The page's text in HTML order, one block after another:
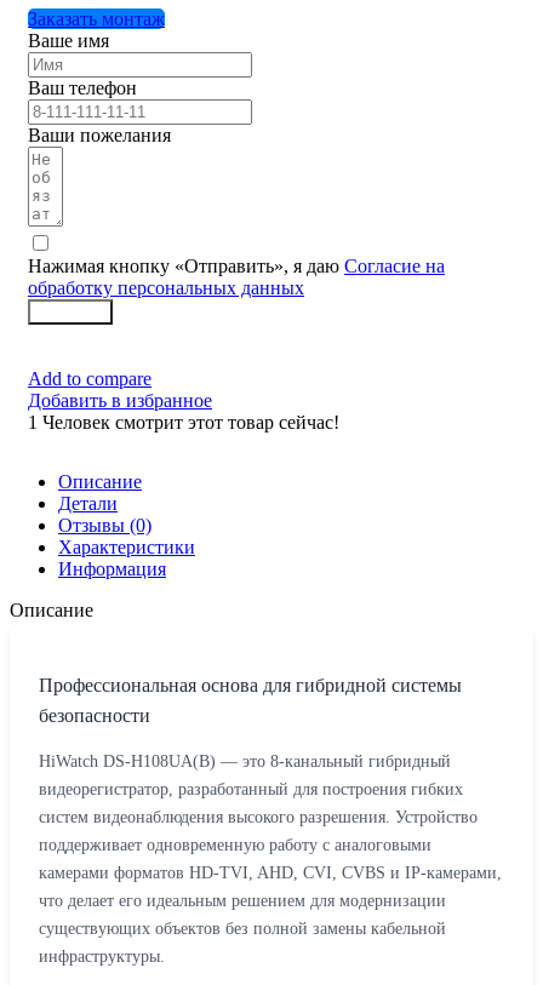
Заказать монтаж
Ваше имя
Ваш телефон
Ваши пожелания
Нажимая кнопку «Отправить», я даю Согласие на
обработку персональных данных
Add to compare
Добавить в избранное
1 Человек смотрит этот товар сейчас!
Описание
Детали
Отзывы (0)
Характеристики
Информация
Описание
Профессиональная основа для гибридной системы
безопасности
HiWatch DS-H108UA(B) — это 8-канальный гибридный
видеорегистратор, разработанный для построения гибких
систем видеонаблюдения высокого разрешения. Устройство
поддерживает одновременную работу с аналоговыми
камерами форматов HD-TVI, AHD, CVI, CVBS и IP-камерами,
что делает его идеальным решением для модернизации
существующих объектов без полной замены кабельной
инфраструктуры.